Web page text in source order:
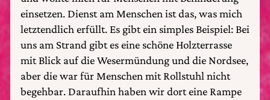
einsetzen. Dienst am Menschen ist das, was mich
letztendlich erfüllt. Es gibt ein simples Beispiel: Bei
uns am Strand gibt es eine schöne Holzterrasse
mit Blick auf die Wesermündung und die Nordsee,
aber die war für Menschen mit Rollstuhl nicht
begehbar. Daraufhin haben wir dort eine Rampe